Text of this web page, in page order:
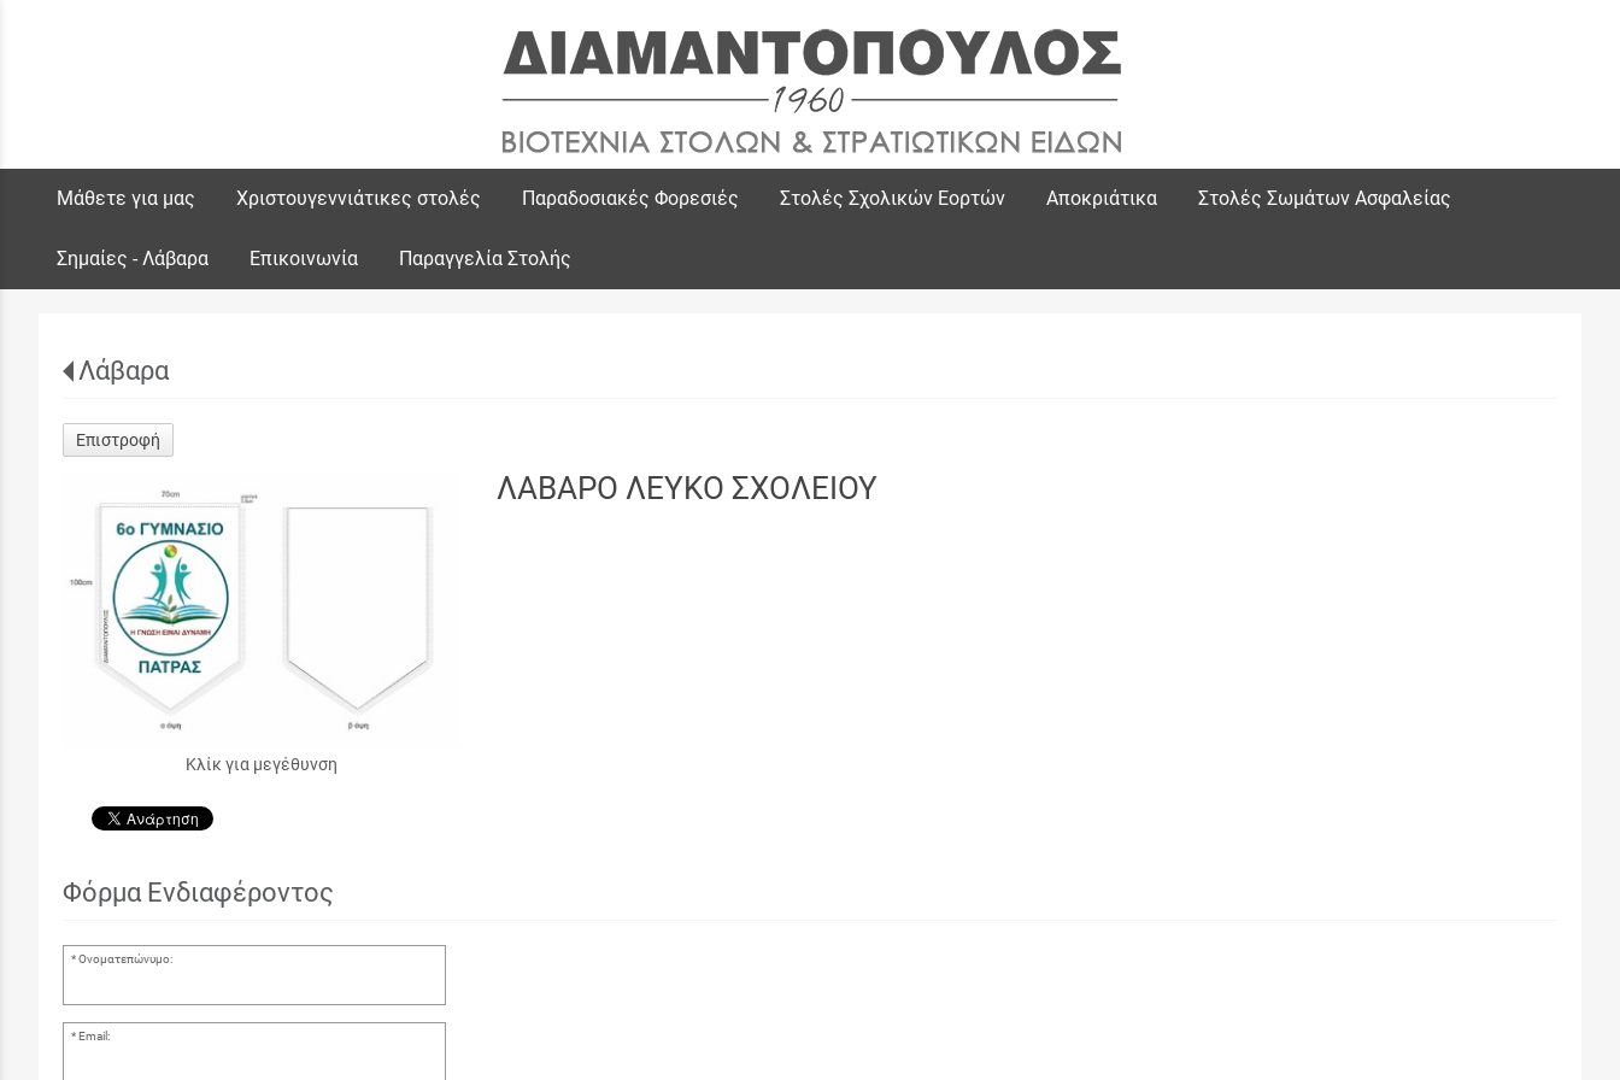
Μάθετε για μας Χριστουγεννιάτικες στολές Παραδοσιακές Φορεσιές Στολές Σχολικών Εορτών Αποκριάτικα Στολές Σωμάτων Ασφαλείας
Σημαίες - Λάβαρα Επικοινωνία Παραγγελία Στολής
Λάβαρα
Επιστροφή
Κλίκ για μεγέθυνση
ΛΑΒΑΡΟ ΛΕΥΚΟ ΣΧΟΛΕΙΟΥ
Φόρμα Ενδιαφέροντος
Ονοματεπώνυμο:
Email: